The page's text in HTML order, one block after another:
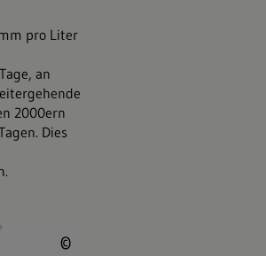
pro Liter
an
2000ern
Dies
©